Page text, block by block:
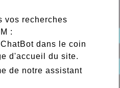
vos recherches
:
dans le coin
d'accueil du site.
de notre assistant